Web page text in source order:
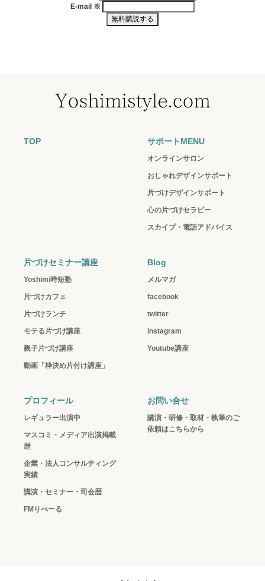
E-mail ※
TOP サポートMENU
オンラインサロン
おしゃれデザインサポート
片づけデザインサポート
心の片づけセラピー
スカイプ・電話アドバイス
片づけセミナー講座
Yoshimi時短塾
片づけカフェ
片づけランチ
モテる片づけ講座
親子片づけ講座
動画「枠決め片付け講座」
Blog
メルマガ
facebook
twitter
instagram
Youtube講座
プロフィール
レギュラー出演中
マスコミ・メディア出演掲載
歴
企業・法人コンサルティング
実績
講演・セミナー・司会歴
FMりべーる
お問い合せ
講演・研修・取材・執筆のご
依頼はこちらから